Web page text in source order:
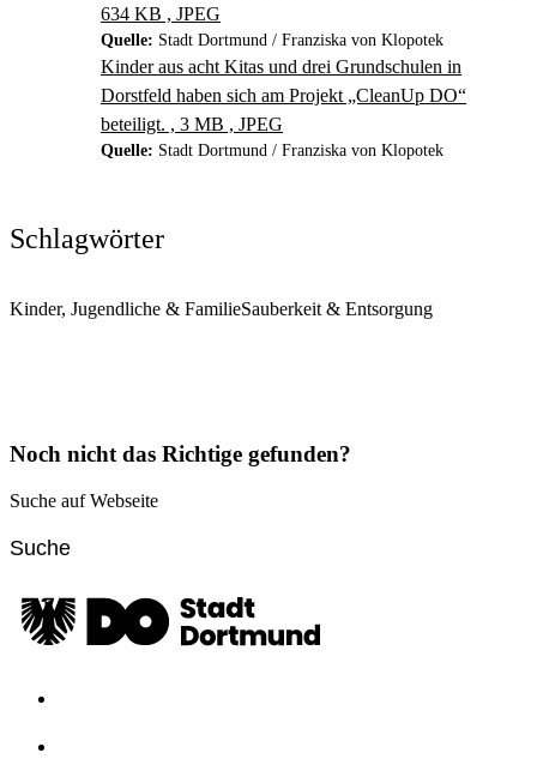
634 KB , JPEG
Quelle: Stadt Dortmund / Franziska von Klopotek
Kinder aus acht Kitas und drei Grundschulen in
Dorstfeld haben sich am Projekt „CleanUp DO“
beteiligt. , 3 MB , JPEG
Quelle: Stadt Dortmund / Franziska von Klopotek
Schlagwörter
Kinder, Jugendliche & FamilieSauberkeit & Entsorgung
Noch nicht das Richtige gefunden?
Suche auf Webseite